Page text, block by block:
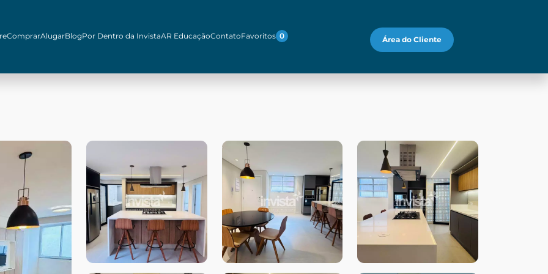
ComprarAlugarBlogPor Dentro da InvistaAR EducaçãoContatoFavoritos 0 Área do Cliente